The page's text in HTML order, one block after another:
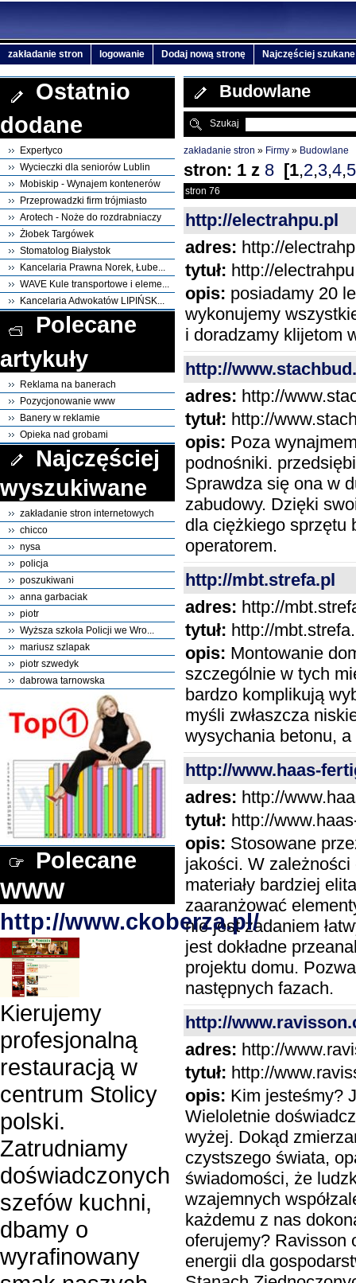
zakładanie stron logowanie Dodaj nową stronę Najczęściej szukane
Budowlane
Szukaj
zakładanie stron » Firmy » Budowlane
stron: 1 z 8 [1,2,3,4,5
stron 76
http://electrahpu.pl
adres: http://
tytuł: http://
opis: posiadamy 20
wykonujemy
i doradzamy klijetom
http://
adres: http://
tytuł: http://
opis: Poza
podnośniki.
Sprawdza się ona w
zabudowy. Dzięki
dla ciężkiego sprzętu
operatorem.
http://mbt.strefa.pl
adres: http://
tytuł: http://
opis: Montowanie
szczególnie w tych
bardzo komplikują
myśli zwłaszcza
wysychania betonu,
http://www.haas-
adres: http://
tytuł: http://
opis: Stosowane
jakości. W
materiały bardziej
zaaranżować
nie jest zadaniem
jest dokładne
projektu domu.
następnych fazach.
http://
adres: http://
tytuł: http://
opis: Kim jesteśmy?
Wieloletnie
wyżej. Dokąd
czystszego świata,
świadomości, że
wzajemnych
każdemu z nas
oferujemy? Ravisson
energii dla
Ostatnio
dodane
Expertyco
Wycieczki dla seniorów Lublin
Mobiskip - Wynajem kontenerów
Przeprowadzki firm trójmiasto
Arotech - Noże do rozdrabniaczy
Żłobek Targówek
Stomatolog Białystok
Kancelaria Prawna Norek, Łube...
WAVE Kule transportowe i eleme...
Kancelaria Adwokatów LIPIŃSK...
Polecane
artykuły
Reklama na banerach
Pozycjonowanie www
Banery w reklamie
Opieka nad grobami
Najczęściej
wyszukiwane
zakładanie stron internetowych
chicco
nysa
policja
poszukiwani
anna garbaciak
piotr
Wyższa szkoła Policji we Wro...
mariusz szlapak
piotr szwedyk
dabrowa tarnowska
Polecane
WWW
http://www.ckoberza.pl/
Kierujemy
profesjonalną
restauracją w
centrum Stolicy
polski.
Zatrudniamy
doświadczonych
szefów kuchni,
dbamy o
wyrafinowany